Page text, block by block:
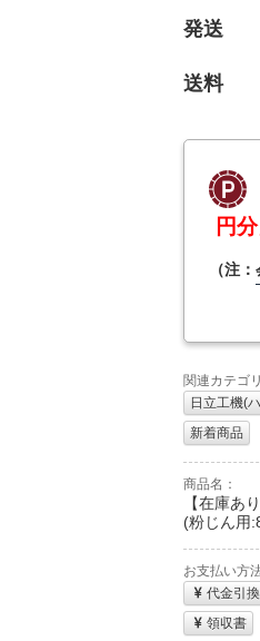
発送
送料
円
（注：
関連カテゴ
日立工機(
新着商品
商品名：
【在庫あ
(粉じん用
お支払い方
代金引換
領収書